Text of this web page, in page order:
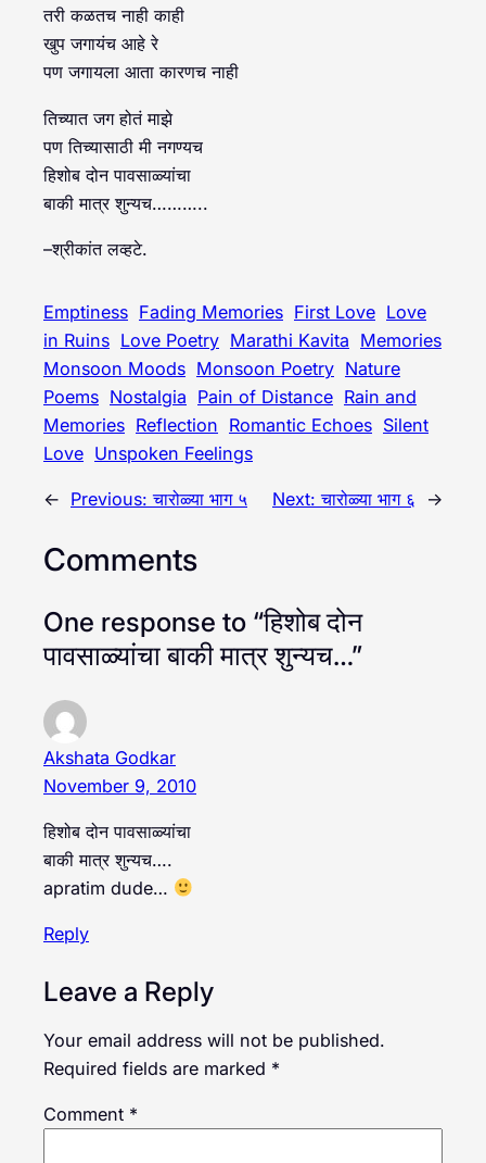
तरी कळतच नाही काही
खुप जगायंच आहे रे
पण जगायला आता कारणच नाही
तिच्यात जग होतं माझे
पण तिच्यासाठी मी नगण्यच
हिशोब दोन पावसाळ्यांचा
बाकी मात्र शुन्यच………..
–श्रीकांत लव्हटे.
Emptiness Fading Memories First Love Love
in Ruins Love Poetry Marathi Kavita Memories
Monsoon Moods Monsoon Poetry Nature
Poems Nostalgia Pain of Distance Rain and
Memories Reflection Romantic Echoes Silent
Love Unspoken Feelings
← Previous:चारोळ्या भाग ५ Next:चारोळ्या भाग ६ →
Comments
One response to “हिशोब दोन
पावसाळ्यांचा बाकी मात्र शुन्यच…”
Akshata Godkar
November 9, 2010
हिशोब दोन पावसाळ्यांचा
बाकी मात्र शुन्यच….
apratim dude…
Reply
Leave a Reply
Your email address will not be published.
Required fields are marked *
Comment *